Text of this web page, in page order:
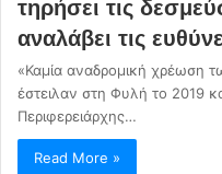
τηρήσει τις
αναλάβει τις
«Καμία αναδρομική χρέωση
έστειλαν στη Φυλή το 2019
Περιφερειάρχης…
Read More »